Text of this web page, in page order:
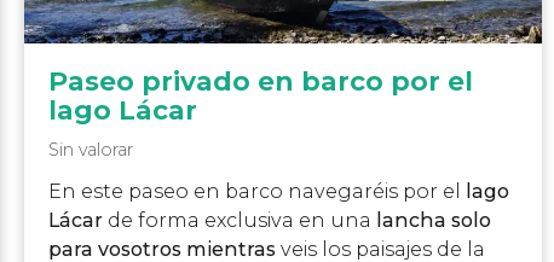
Paseo privado en barco por el
lago Lácar
Sin valorar
En este paseo en barco navegaréis por el
lago
Lácarde forma exclusiva en una lancha solo
para vosotros mientrasveis los paisajes de la